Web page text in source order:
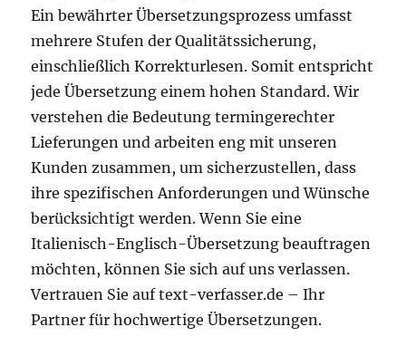
Ein bewährter Übersetzungsprozess umfasst
mehrere Stufen der Qualitätssicherung,
einschließlich Korrekturlesen. Somit entspricht
jede Übersetzung einem hohen Standard. Wir
verstehen die Bedeutung termingerechter
Lieferungen und arbeiten eng mit unseren
Kunden zusammen, um sicherzustellen, dass
ihre spezifischen Anforderungen und Wünsche
berücksichtigt werden. Wenn Sie eine
Italienisch-Englisch-Übersetzung beauftragen
möchten, können Sie sich auf uns verlassen.
Vertrauen Sie auf text-verfasser.de – Ihr
Partner für hochwertige Übersetzungen.